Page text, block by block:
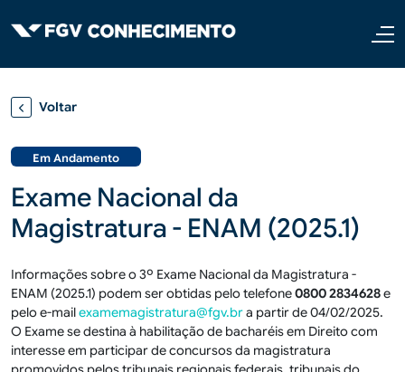
Voltar
Em Andamento
Exame Nacional da
Magistratura - ENAM (2025.1)
Informações sobre o 3º Exame Nacional da Magistratura -
ENAM (2025.1) podem ser obtidas pelo telefone0800 2834628e
pelo e-mailexamemagistratura@fgv.bra partir de 04/02/2025.
O Exame se destina à habilitação de bacharéis em Direito com
interesse em participar de concursos da magistratura